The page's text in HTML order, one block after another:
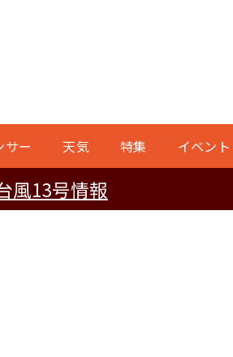
サー 天気 特集 イベント
風13号情報